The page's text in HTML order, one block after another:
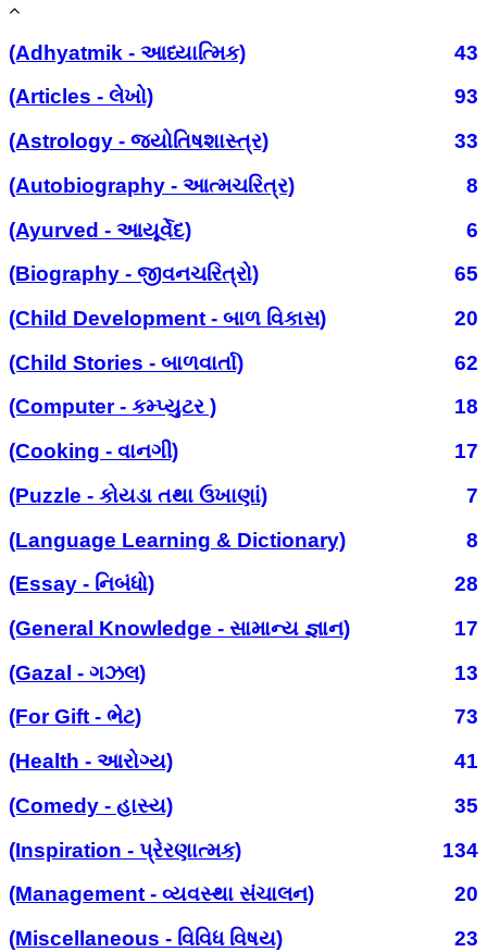
(Adhyatmik - આધ્યાત્મિક)
43
(Articles - લેખો)
93
(Astrology - જ્યોતિષશાસ્ત્ર)
33
(Autobiography - આત્મચરિત્ર)
8
(Ayurved - આયૂર્વેદ)
6
(Biography - જીવનચરિત્રો)
65
(Child Development - બાળ વિકાસ)
20
(Child Stories - બાળવાર્તા)
62
(Computer - કમ્પ્યુટર )
18
(Cooking - વાનગી)
17
(Puzzle - કોયડા તથા ઉખાણાં)
7
(Language Learning & Dictionary)
8
(Essay - નિબંધો)
28
(General Knowledge - સામાન્ય જ્ઞાન)
17
(Gazal - ગઝલ)
13
(For Gift - ભેટ)
73
(Health - આરોગ્ય)
41
(Comedy - હાસ્ય)
35
(Inspiration - પ્રેરણાત્મક)
134
(Management - વ્યવસ્થા સંચાલન)
20
(Miscellaneous - વિવિધ વિષય)
23